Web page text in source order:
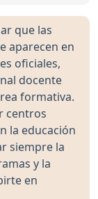
que las
aparecen en
oficiales,
docente
formativa.
centros
la educación
siempre la
y la
en